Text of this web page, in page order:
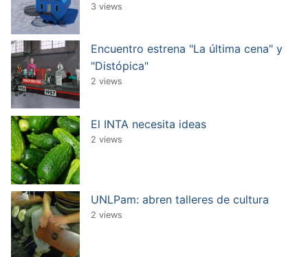
3 views
Encuentro estrena "La última cena" y
"Distópica"
2 views
El INTA necesita ideas
2 views
UNLPam: abren talleres de cultura
2 views